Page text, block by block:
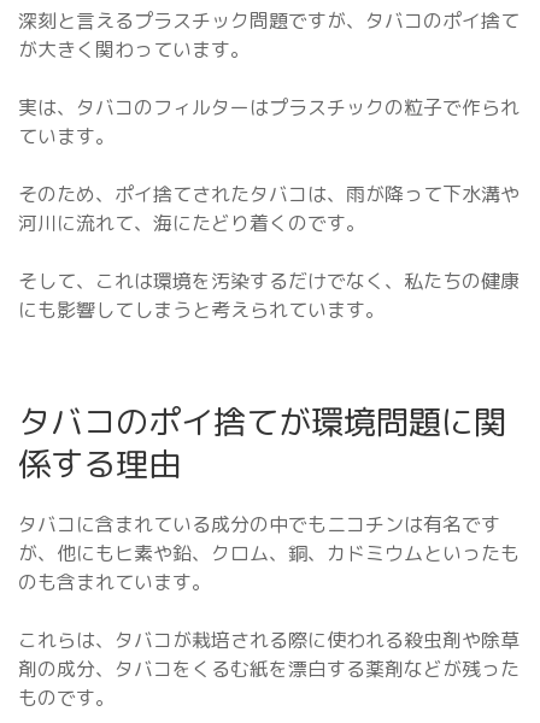
深刻と言えるプラスチック問題ですが、タバコのポイ捨て
が大きく関わっています。
実は、タバコのフィルターはプラスチックの粒子で作られ
ています。
そのため、ポイ捨てされたタバコは、雨が降って下水溝や
河川に流れて、海にたどり着くのです。
そして、これは環境を汚染するだけでなく、私たちの健康
にも影響してしまうと考えられています。
タバコのポイ捨てが環境問題に関
係する理由
タバコに含まれている成分の中でもニコチンは有名です
が、他にもヒ素や鉛、クロム、銅、カドミウムといったも
のも含まれています。
これらは、タバコが栽培される際に使われる殺虫剤や除草
剤の成分、タバコをくるむ紙を漂白する薬剤などが残った
ものです。